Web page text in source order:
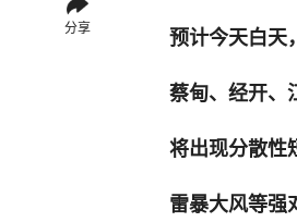
分享
预计今天白天，
蔡甸、经开、
将出现分散性
雷暴大风等强